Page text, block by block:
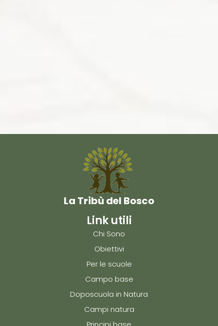
La Tribù del Bosco
Link utili
Chi Sono
Obiettivi
Per le scuole
Campo base
Doposcuola in Natura
Campi natura